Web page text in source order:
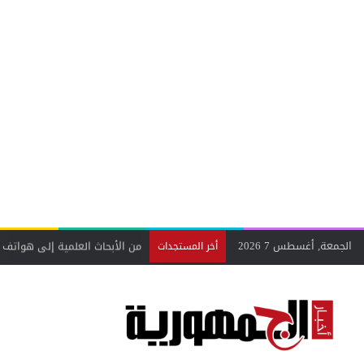
الجمعة, أغسطس 7 2026 أخر المستجدات من الأبحاث العلمية إلى